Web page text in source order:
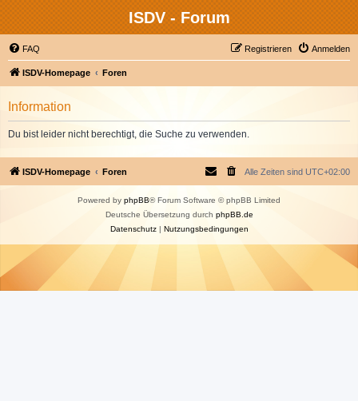
ISDV - Forum
FAQ Anmelden
Registrieren
ISDV-Homepage Foren
Information
Du bist leider nicht berechtigt, die Suche zu verwenden.
ISDV-Homepage Foren Alle Zeiten sind UTC+02:00
Powered by phpBB® Forum Software © phpBB Limited
Deutsche Übersetzung durch phpBB.de
Datenschutz| Nutzungsbedingungen